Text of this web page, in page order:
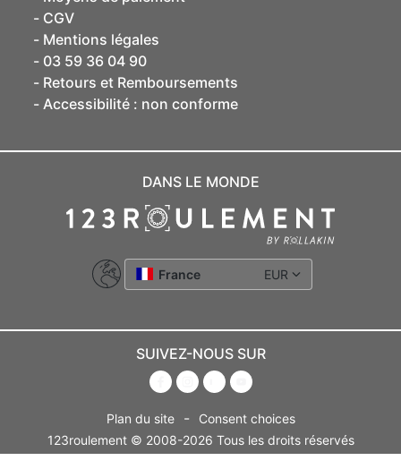
CGV
Mentions légales
03 59 36 04 90
Retours et Remboursements
Accessibilité : non conforme
DANS LE MONDE
France EUR
SUIVEZ-NOUS SUR
Plan du site -
Consent choices
123roulement © 2008-2026 Tous les droits réservés